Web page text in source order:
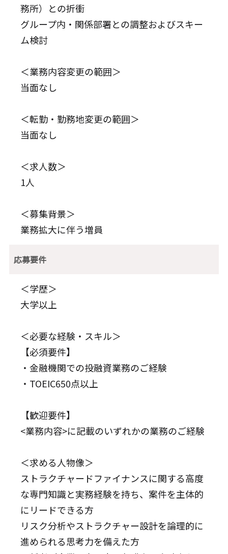
務所）との折衝
グループ内・関係部署との調整およびスキー
ム検討
＜業務内容変更の範囲＞
当面なし
＜転勤・勤務地変更の範囲＞
当面なし
＜求人数＞
1人
＜募集背景＞
業務拡大に伴う増員
応募要件
＜学歴＞
大学以上
＜必要な経験・スキル＞
【必須要件】
・金融機関での投融資業務のご経験
・TOEIC650点以上
【歓迎要件】
<業務内容>に記載のいずれかの業務のご経験
＜求める人物像＞
ストラクチャードファイナンスに関する高度
な専門知識と実務経験を持ち、案件を主体的
にリードできる方
リスク分析やストラクチャー設計を論理的に
進められる思考力を備えた方